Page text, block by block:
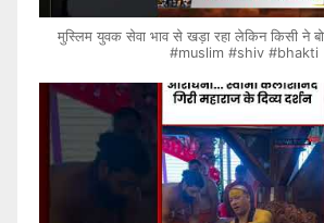
मुस्लिम युवक सेवा भाव से खड़ा रहा लेकिन किसी ने
#muslim #shiv #bhakti